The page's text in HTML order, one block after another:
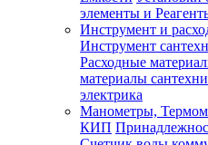
элементы и
Инструмент и
Инструмент
Расходные
материалы
электрика
Манометры,
КИП